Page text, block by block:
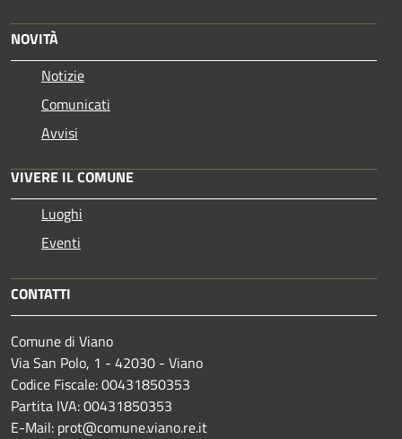
NOVITÀ
Notizie
Comunicati
Avvisi
VIVERE IL COMUNE
Luoghi
Eventi
CONTATTI
Comune di Viano
Via San Polo, 1 - 42030 - Viano
Codice Fiscale: 00431850353
Partita IVA: 00431850353
E-Mail: prot@comune.viano.re.it